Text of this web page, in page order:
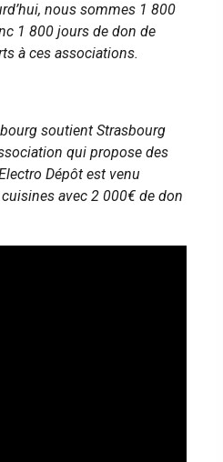
nous sommes 1 800
1 800 jours de don de
à ces associations.
soutient Strasbourg
qui propose des
Dépôt est venu
avec 2 000€ de don